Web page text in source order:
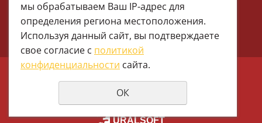
Малышева 76
© 1997 - 2026 Меломания
Политика конфиденциальности
URALSOFT
мы обрабатываем Ваш IP-адрес для
определения региона местоположения.
Используя данный сайт, вы подтверждаете
свое согласие с политикой
конфиденциальности сайта.
ОК